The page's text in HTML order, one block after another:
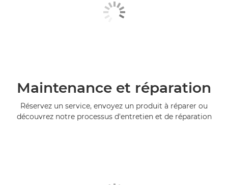
Maintenance et réparation
Réservez un service, envoyez un produit à réparer ou
découvrez notre processus d'entretien et de réparation